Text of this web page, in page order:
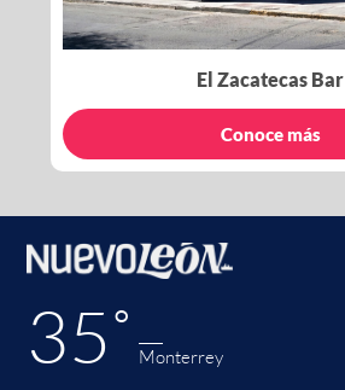
El Zacatecas Bar
Conoce más
35˚ Monterrey